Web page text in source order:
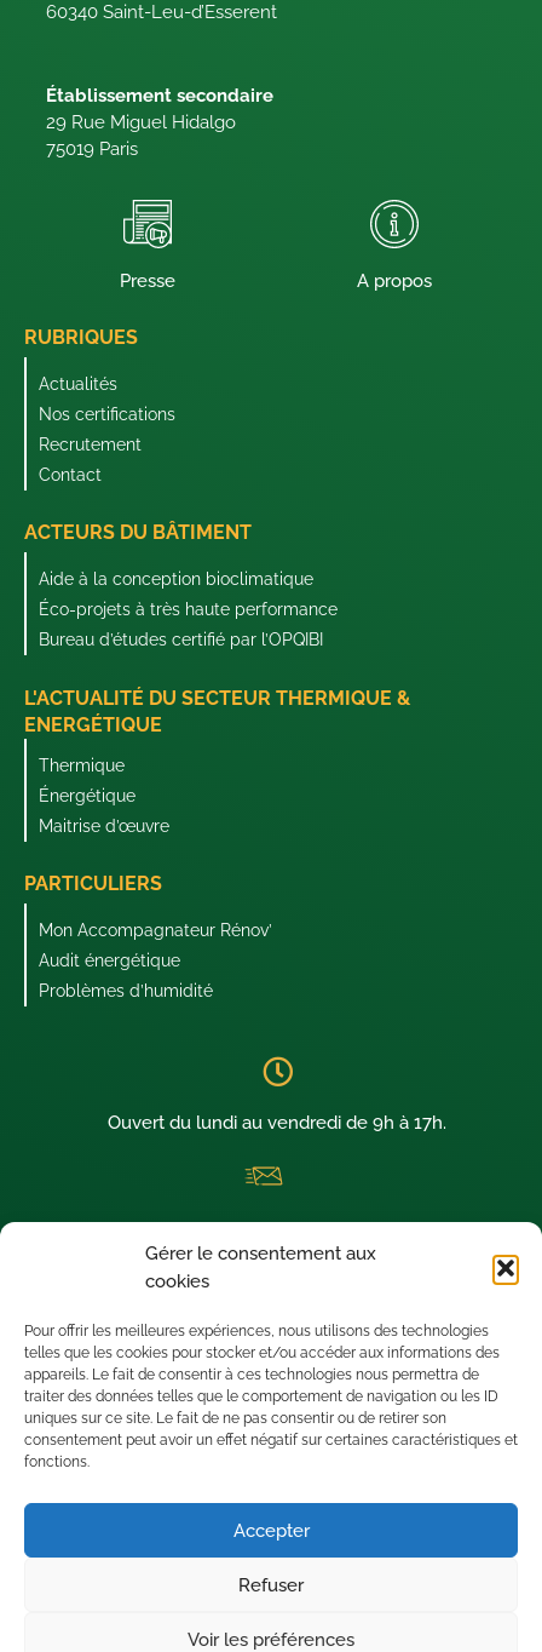
Gérer le consentement aux
cookies
Pour offrir les meilleures expériences, nous utilisons des technologies
telles que les cookies pour stocker et/ou accéder aux informations des
appareils. Le fait de consentir à ces technologies nous permettra de
traiter des données telles que le comportement de navigation ou les ID
uniques sur ce site. Le fait de ne pas consentir ou de retirer son
consentement peut avoir un effet négatif sur certaines caractéristiques et
fonctions.
Accepter
Refuser
Voir les préférences
60340 Saint-Leu-d’Esserent
Établissement secondaire
29 Rue Miguel Hidalgo
75019 Paris
Presse A propos
RUBRIQUES
Actualités
Nos certifications
Recrutement
Contact
ACTEURS DU BÂTIMENT
Aide à la conception bioclimatique
Éco-projets à très haute performance
Bureau d’études certifié par l’OPQIBI
L'ACTUALITÉ DU SECTEUR THERMIQUE &
ENERGÉTIQUE
Thermique
Énergétique
Maitrise d’œuvre
PARTICULIERS
Mon Accompagnateur Rénov’
Audit énergétique
Problèmes d’humidité
Ouvert du lundi au vendredi de 9h à 17h.
Nous sommes situés à SAINT-LEU D’ESSERENT (60340) dans le
Mentions légales •Politique de confidentialité